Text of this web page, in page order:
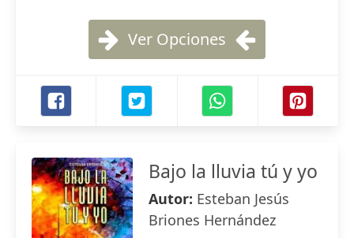
Ver Opciones
Bajo la lluvia tú y yo
Autor: Esteban Jesús
Briones Hernández